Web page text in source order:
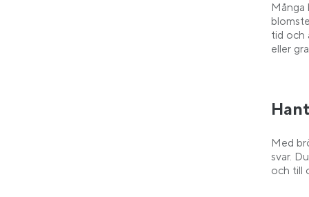
Många
tid och
eller
Med
svar.
och till